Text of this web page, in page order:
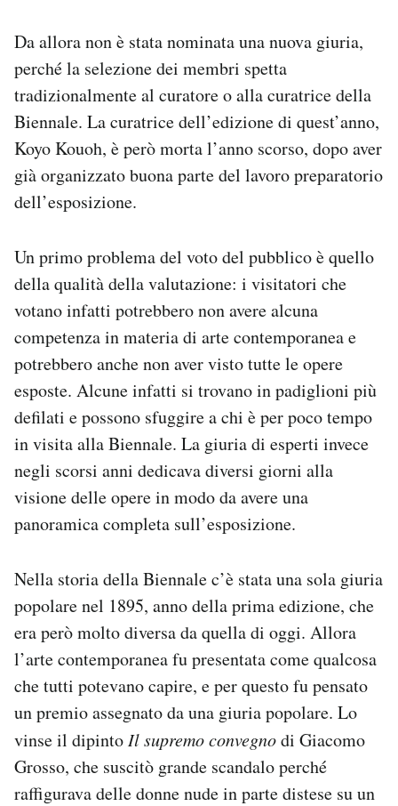
Da allora non è stata nominata una nuova giuria,
perché la selezione dei membri spetta
tradizionalmente al curatore o alla curatrice della
Biennale. La curatrice dell’edizione di quest’anno,
Koyo Kouoh, è però morta l’anno scorso, dopo aver
già organizzato buona parte del lavoro preparatorio
dell’esposizione.
Un primo problema del voto del pubblico è quello
della qualità della valutazione: i visitatori che
votano infatti potrebbero non avere alcuna
competenza in materia di arte contemporanea e
potrebbero anche non aver visto tutte le opere
esposte. Alcune infatti si trovano in padiglioni più
defilati e possono sfuggire a chi è per poco tempo
in visita alla Biennale. La giuria di esperti invece
negli scorsi anni dedicava diversi giorni alla
visione delle opere in modo da avere una
panoramica completa sull’esposizione.
Nella storia della Biennale c’è stata una sola giuria
popolare nel 1895, anno della prima edizione, che
era però molto diversa da quella di oggi. Allora
l’arte contemporanea fu presentata come qualcosa
che tutti potevano capire, e per questo fu pensato
un premio assegnato da una giuria popolare. Lo
vinse il dipinto Il supremo convegnodi Giacomo
Grosso, che suscitò grande scandalo perché
raffigurava delle donne nude in parte distese su un